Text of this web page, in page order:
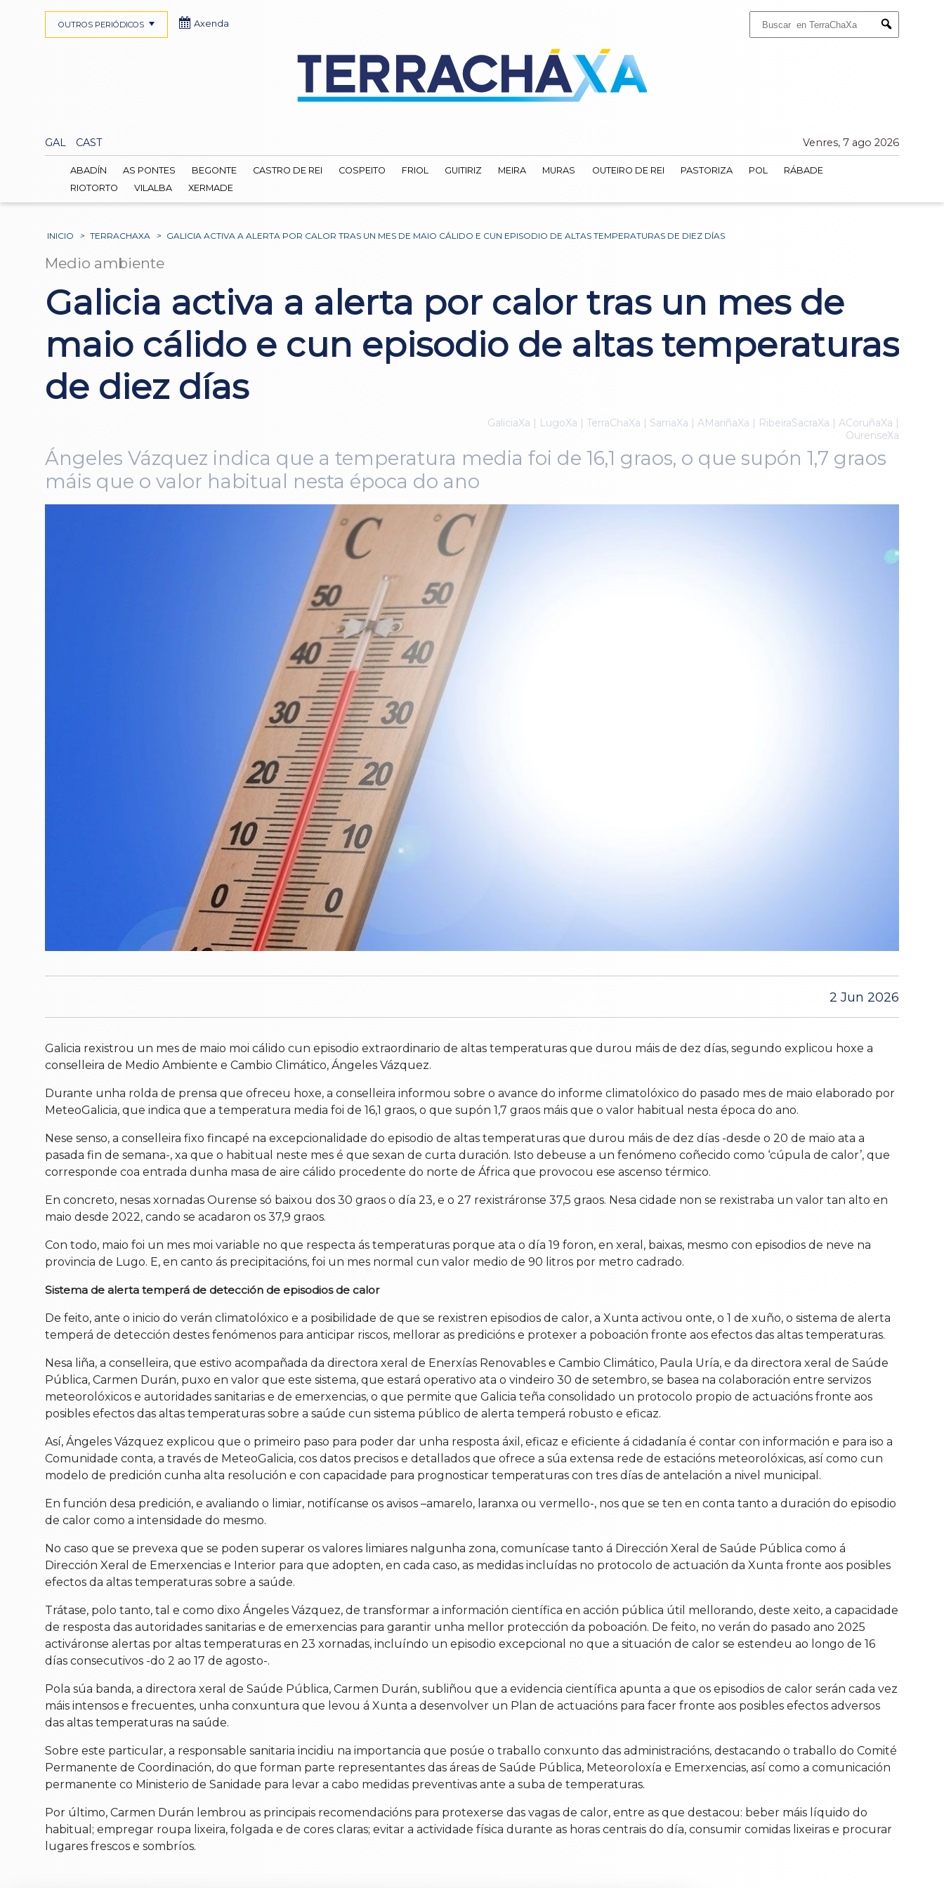
Submit
GAL CAST Venres, 7 ago 2026
OUTROS PERIÓDICOS Axenda
ABADÍN AS PONTES BEGONTE CASTRO DE REI COSPEITO FRIOL GUITIRIZ MEIRA MURAS OUTEIRO DE REI PASTORIZA POL
RÁBADE
RIOTORTO
VILALBA XERMADE
INICIO > TERRACHAXA > GALICIA ACTIVA A ALERTA POR CALOR TRAS UN MES DE MAIO CÁLIDO E CUN EPISODIO DE ALTAS TEMPERATURAS DE DIEZ DÍAS
Medio ambiente
Galicia activa a alerta por calor tras un mes de
maio cálido e cun episodio de altas temperaturas
de diez días
GaliciaXa | LugoXa | TerraChaXa | SarriaXa | AMariñaXa | RibeiraSacraXa | ACoruñaXa |
OurenseXa
Ángeles Vázquez indica que a temperatura media foi de 16,1 graos, o que supón 1,7 graos
máis que o valor habitual nesta época do ano
2 Jun 2026
Galicia rexistrou un mes de maio moi cálido cun episodio extraordinario de altas temperaturas que durou máis de dez días, segundo explicou hoxe a
conselleira de Medio Ambiente e Cambio Climático, Ángeles Vázquez.
Durante unha rolda de prensa que ofreceu hoxe, a conselleira informou sobre o avance do informe climatolóxico do pasado mes de maio elaborado por
MeteoGalicia, que indica que a temperatura media foi de 16,1 graos, o que supón 1,7 graos máis que o valor habitual nesta época do ano.
Nese senso, a conselleira fixo fincapé na excepcionalidade do episodio de altas temperaturas que durou máis de dez días -desde o 20 de maio ata a
pasada fin de semana-, xa que o habitual neste mes é que sexan de curta duración. Isto debeuse a un fenómeno coñecido como ‘cúpula de calor’, que
corresponde coa entrada dunha masa de aire cálido procedente do norte de África que provocou ese ascenso térmico.
En concreto, nesas xornadas Ourense só baixou dos 30 graos o día 23, e o 27 rexistráronse 37,5 graos. Nesa cidade non se rexistraba un valor tan alto en
maio desde 2022, cando se acadaron os 37,9 graos.
Con todo, maio foi un mes moi variable no que respecta ás temperaturas porque ata o día 19 foron, en xeral, baixas, mesmo con episodios de neve na
provincia de Lugo. E, en canto ás precipitacións, foi un mes normal cun valor medio de 90 litros por metro cadrado.
Sistema de alerta temperá de detección de episodios de calor
De feito, ante o inicio do verán climatolóxico e a posibilidade de que se rexistren episodios de calor, a Xunta activou onte, o 1 de xuño, o sistema de alerta
temperá de detección destes fenómenos para anticipar riscos, mellorar as predicións e protexer a poboación fronte aos efectos das altas temperaturas.
Nesa liña, a conselleira, que estivo acompañada da directora xeral de Enerxías Renovables e Cambio Climático, Paula Uría, e da directora xeral de Saúde
Pública, Carmen Durán, puxo en valor que este sistema, que estará operativo ata o vindeiro 30 de setembro, se basea na colaboración entre servizos
meteorolóxicos e autoridades sanitarias e de emerxencias, o que permite que Galicia teña consolidado un protocolo propio de actuacións fronte aos
posibles efectos das altas temperaturas sobre a saúde cun sistema público de alerta temperá robusto e eficaz.
Así, Ángeles Vázquez explicou que o primeiro paso para poder dar unha resposta áxil, eficaz e eficiente á cidadanía é contar con información e para iso a
Comunidade conta, a través de MeteoGalicia, cos datos precisos e detallados que ofrece a súa extensa rede de estacións meteorolóxicas, así como cun
modelo de predición cunha alta resolución e con capacidade para prognosticar temperaturas con tres días de antelación a nivel municipal.
En función desa predición, e avaliando o limiar, notifícanse os avisos –amarelo, laranxa ou vermello-, nos que se ten en conta tanto a duración do episodio
de calor como a intensidade do mesmo.
No caso que se prevexa que se poden superar os valores limiares nalgunha zona, comunícase tanto á Dirección Xeral de Saúde Pública como á
Dirección Xeral de Emerxencias e Interior para que adopten, en cada caso, as medidas incluídas no protocolo de actuación da Xunta fronte aos posibles
efectos da altas temperaturas sobre a saúde.
Trátase, polo tanto, tal e como dixo Ángeles Vázquez, de transformar a información científica en acción pública útil mellorando, deste xeito, a capacidade
de resposta das autoridades sanitarias e de emerxencias para garantir unha mellor protección da poboación. De feito, no verán do pasado ano 2025
activáronse alertas por altas temperaturas en 23 xornadas, incluíndo un episodio excepcional no que a situación de calor se estendeu ao longo de 16
días consecutivos -do 2 ao 17 de agosto-.
Pola súa banda, a directora xeral de Saúde Pública, Carmen Durán, subliñou que a evidencia científica apunta a que os episodios de calor serán cada vez
máis intensos e frecuentes, unha conxuntura que levou á Xunta a desenvolver un Plan de actuacións para facer fronte aos posibles efectos adversos
das altas temperaturas na saúde.
Sobre este particular, a responsable sanitaria incidiu na importancia que posúe o traballo conxunto das administracións, destacando o traballo do Comité
Permanente de Coordinación, do que forman parte representantes das áreas de Saúde Pública, Meteoroloxía e Emerxencias, así como a comunicación
permanente co Ministerio de Sanidade para levar a cabo medidas preventivas ante a suba de temperaturas.
Por último, Carmen Durán lembrou as principais recomendacións para protexerse das vagas de calor, entre as que destacou: beber máis líquido do
habitual; empregar roupa lixeira, folgada e de cores claras; evitar a actividade física durante as horas centrais do día, consumir comidas lixeiras e procurar
lugares frescos e sombríos.